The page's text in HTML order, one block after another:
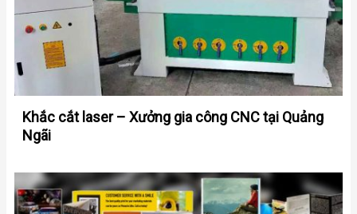
Khắc cắt laser – Xưởng gia công CNC tại Quảng
Ngãi